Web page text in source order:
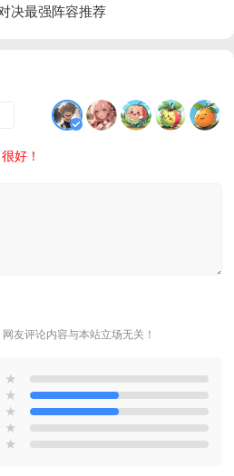
决最强阵容推荐
很好！
友评论内容与本站立场无关！
★
★
★
★
★